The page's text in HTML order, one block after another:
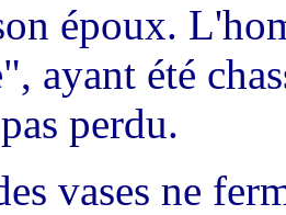
époux.
ayant été
perdu.
vases ne